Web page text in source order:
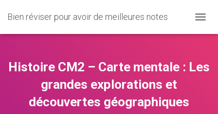
Bien réviser pour avoir de meilleures notes
U
R
Histoire CM2 – Carte mentale : Les
grandes explorations et
découvertes géographiques